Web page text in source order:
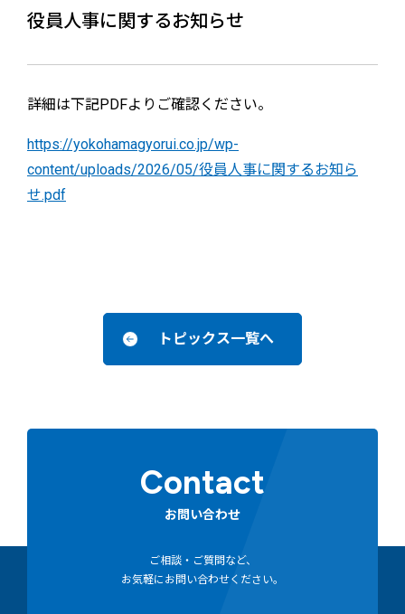
役員人事に関するお知らせ
詳細は下記PDFよりご確認ください。
https://yokohamagyorui.co.jp/wp-
content/uploads/2026/05/役員人事に関するお知ら
せ.pdf
トピックス一覧へ
Contact
お問い合わせ
ご相談・ご質問など、
お気軽にお問い合わせください。